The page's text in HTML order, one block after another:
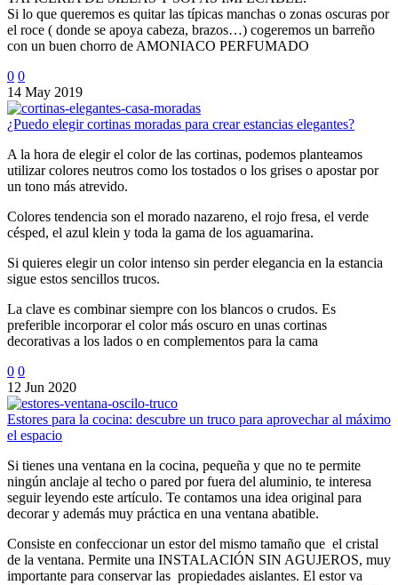
Si lo que queremos es quitar las típicas manchas o zonas oscuras por
el roce ( donde se apoya cabeza, brazos…) cogeremos un barreño
con un buen chorro de AMONIACO PERFUMADO
0 0
14 May 2019
¿Puedo elegir cortinas moradas para crear estancias elegantes?
A la hora de elegir el color de las cortinas, podemos planteamos
utilizar colores neutros como los tostados o los grises o apostar por
un tono más atrevido.
Colores tendencia son el morado nazareno, el rojo fresa, el verde
césped, el azul klein y toda la gama de los aguamarina.
Si quieres elegir un color intenso sin perder elegancia en la estancia
sigue estos sencillos trucos.
La clave es combinar siempre con los blancos o crudos. Es
preferible incorporar el color más oscuro en unas cortinas
decorativas a los lados o en complementos para la cama
0 0
12 Jun 2020
Estores para la cocina: descubre un truco para aprovechar al máximo
el espacio
Si tienes una ventana en la cocina, pequeña y que no te permite
ningún anclaje al techo o pared por fuera del aluminio, te interesa
seguir leyendo este artículo. Te contamos una idea original para
decorar y además muy práctica en una ventana abatible.
Consiste en confeccionar un estor del mismo tamaño que el cristal
de la ventana. Permite una INSTALACIÓN SIN AGUJEROS, muy
importante para conservar las propiedades aislantes. El estor va